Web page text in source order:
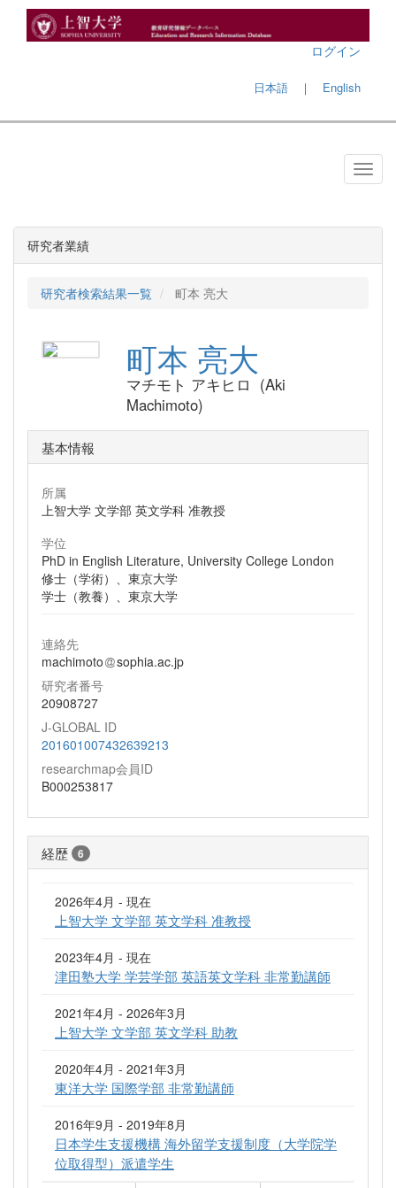
ログイン
日本語 ｜ English
研究者業績
研究者検索結果一覧 町本 亮大
町本 亮大
マチモト アキヒロ (Aki
Machimoto)
基本情報
所属
上智大学 文学部 英文学科 准教授
学位
PhD in English Literature, University College London
修士（学術）、東京大学
学士（教養）、東京大学
連絡先
machimoto
sophia.ac.jp
研究者番号
20908727
J-GLOBAL ID
201601007432639213
researchmap会員ID
B000253817
経歴 6
2026年4月 - 現在
上智大学 文学部 英文学科 准教授
2023年4月 - 現在
津田塾大学 学芸学部 英語英文学科 非常勤講師
2021年4月 - 2026年3月
上智大学 文学部 英文学科 助教
2020年4月 - 2021年3月
東洋大学 国際学部 非常勤講師
2016年9月 - 2019年8月
日本学生支援機構 海外留学支援制度（大学院学
位取得型）派遣学生